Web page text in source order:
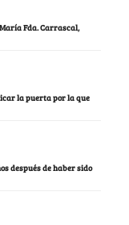
Fda. Carrascal,
la puerta por la que
después de haber sido